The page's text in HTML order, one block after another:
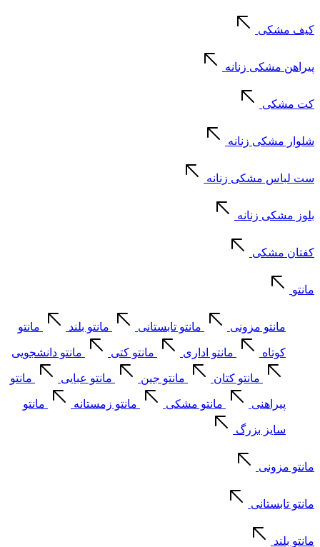
کیف مشکی
پیراهن مشکی زنانه
کت مشکی
شلوار مشکی زنانه
ست لباس مشکی زنانه
بلوز مشکی زنانه
کفتان مشکی
مانتو
مانتو مزونی مانتو تابستانی مانتو بلند مانتو
کوتاه مانتو اداری مانتو کتی مانتو دانشجویی
مانتو کتان مانتو جین مانتو عبایی مانتو
پیراهنی مانتو مشکی مانتو زمستانه مانتو
سایز بزرگ
مانتو مزونی
مانتو تابستانی
مانتو بلند